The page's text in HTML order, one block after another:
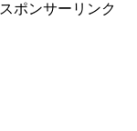
スポンサーリンク